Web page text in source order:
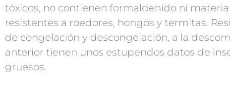
tóxicos, no contienen formaldehído ni
resistentes a roedores, hongos y termitas.
de congelación y descongelación, a la
anterior tienen unos estupendos datos de
gruesos.